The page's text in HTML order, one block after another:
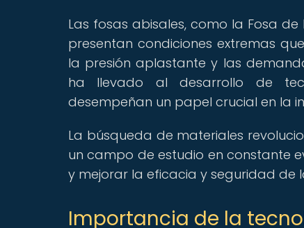
Las fosas abisales, como la Fosa
presentan condiciones extremas
la presión aplastante y las
ha llevado al desarrollo de
desempeñan un papel crucial en la
La búsqueda de materiales
un campo de estudio en constante
y mejorar la eficacia y seguridad de
Importancia de la